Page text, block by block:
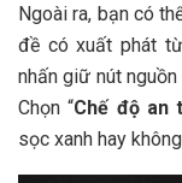
Ngoài ra, bạn có
đề có xuất phát
nhấn giữ nút
Chọn “Chế độ an
sọc xanh hay